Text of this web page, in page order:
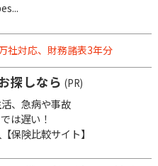
社対応、財務諸表3年分
探しなら (PR)
、急病や事故
は遅い！
保険比較サイト】